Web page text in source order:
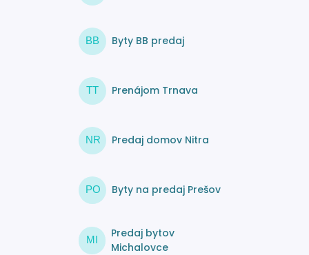
BB Byty BB predaj
TT Prenájom Trnava
NR Predaj domov Nitra
PO Byty na predaj Prešov
MI
Predaj bytov
Michalovce